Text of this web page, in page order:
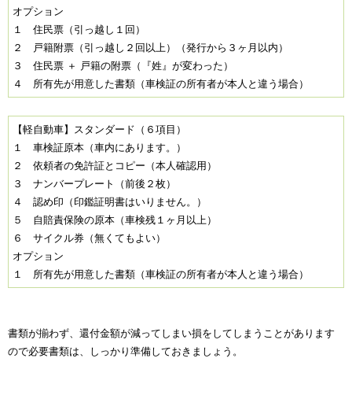
オプション
１ 住民票（引っ越し１回）
２ 戸籍附票（引っ越し２回以上）（発行から３ヶ月以内）
３ 住民票 ＋ 戸籍の附票（『姓』が変わった）
４ 所有先が用意した書類（車検証の所有者が本人と違う場合）
【軽自動車】スタンダード（６項目）
１ 車検証原本（車内にあります。）
２ 依頼者の免許証とコピー（本人確認用）
３ ナンバープレート（前後２枚）
４ 認め印（印鑑証明書はいりません。）
５ 自賠責保険の原本（車検残１ヶ月以上）
６ サイクル券（無くてもよい）
オプション
１ 所有先が用意した書類（車検証の所有者が本人と違う場合）
書類が揃わず、還付金額が減ってしまい損をしてしまうことがあります
ので必要書類は、しっかり準備しておきましょう。